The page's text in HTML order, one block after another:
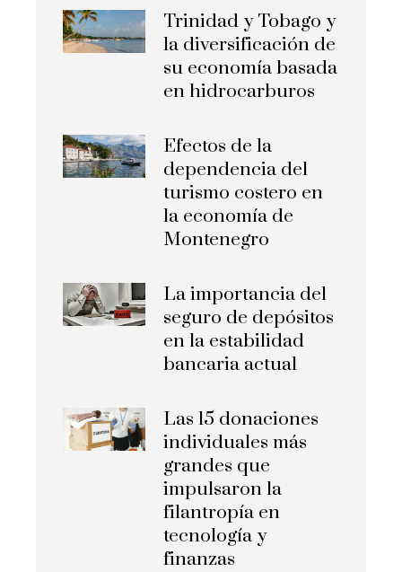
Trinidad y Tobago y
la diversificación de
su economía basada
en hidrocarburos
Efectos de la
dependencia del
turismo costero en
la economía de
Montenegro
La importancia del
seguro de depósitos
en la estabilidad
bancaria actual
Las 15 donaciones
individuales más
grandes que
impulsaron la
filantropía en
tecnología y
finanzas